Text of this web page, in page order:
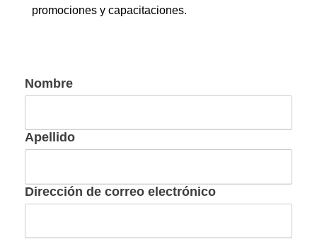
promociones y capacitaciones.
Nombre
Apellido
Dirección de correo electrónico